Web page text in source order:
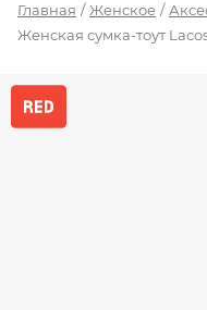
НОВИНКИ
SALE
Главная Женское
Женская сумка-тоут